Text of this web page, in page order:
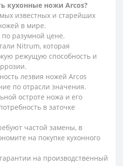
кухонные ножи Arcos?
известных и старейших
в мире.
по разумной цене.
Nitrum, которая
режущую способность и
лезвия ножей Arcos
по отрасли значения.
остроте ножа и его
в заточке
частой замены, в
на покупке кухонного
на производственный